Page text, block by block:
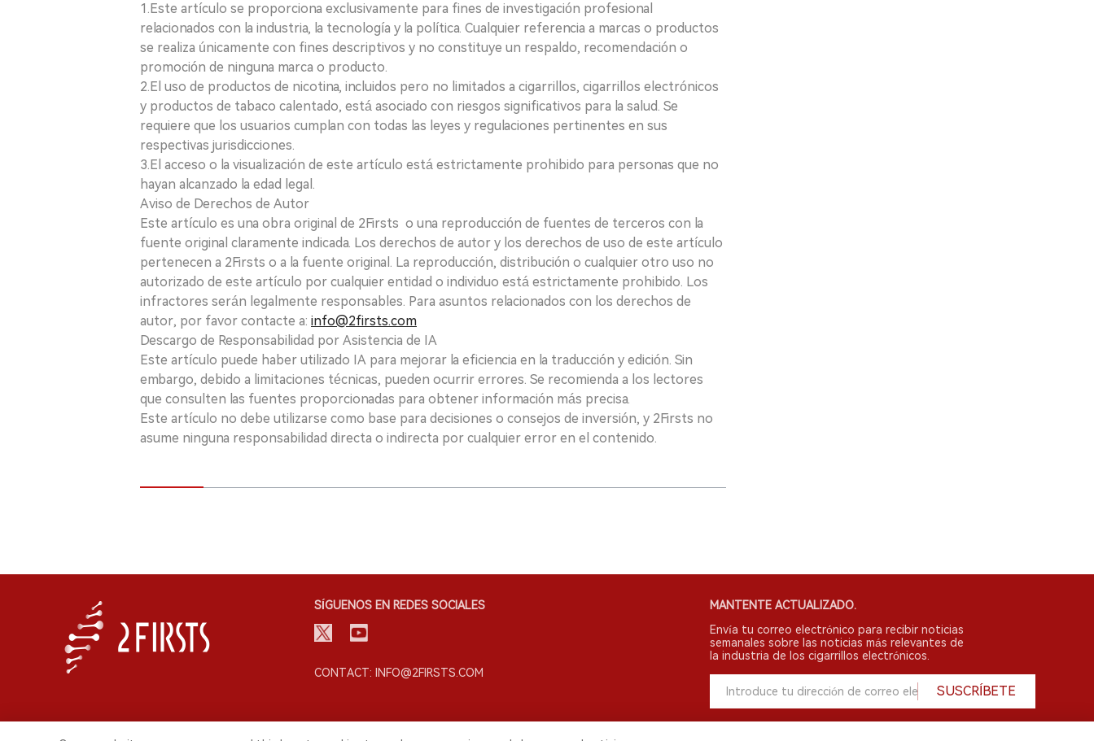
1.Este artículo se proporciona exclusivamente para fines de investigación profesional
relacionados con la industria, la tecnología y la política. Cualquier referencia a marcas o productos
se realiza únicamente con fines descriptivos y no constituye un respaldo, recomendación o
promoción de ninguna marca o producto.
2.El uso de productos de nicotina, incluidos pero no limitados a cigarrillos, cigarrillos electrónicos
y productos de tabaco calentado, está asociado con riesgos significativos para la salud. Se
requiere que los usuarios cumplan con todas las leyes y regulaciones pertinentes en sus
respectivas jurisdicciones.
3.El acceso o la visualización de este artículo está estrictamente prohibido para personas que no
hayan alcanzado la edad legal.
Aviso de Derechos de Autor
Este artículo es una obra original de 2Firsts o una reproducción de fuentes de terceros con la
fuente original claramente indicada. Los derechos de autor y los derechos de uso de este artículo
pertenecen a 2Firsts o a la fuente original. La reproducción, distribución o cualquier otro uso no
autorizado de este artículo por cualquier entidad o individuo está estrictamente prohibido. Los
infractores serán legalmente responsables. Para asuntos relacionados con los derechos de
autor, por favor contacte a: info@2firsts.com
Descargo de Responsabilidad por Asistencia de IA
Este artículo puede haber utilizado IA para mejorar la eficiencia en la traducción y edición. Sin
embargo, debido a limitaciones técnicas, pueden ocurrir errores. Se recomienda a los lectores
que consulten las fuentes proporcionadas para obtener información más precisa.
Este artículo no debe utilizarse como base para decisiones o consejos de inversión, y 2Firsts no
asume ninguna responsabilidad directa o indirecta por cualquier error en el contenido.
SÍGUENOS EN REDES SOCIALES
CONTACT: INFO@2FIRSTS.COM
MANTENTE ACTUALIZADO.
Envía tu correo electrónico para recibir noticias
semanales sobre las noticias más relevantes de
la industria de los cigarrillos electrónicos.
SUSCRÍBETE